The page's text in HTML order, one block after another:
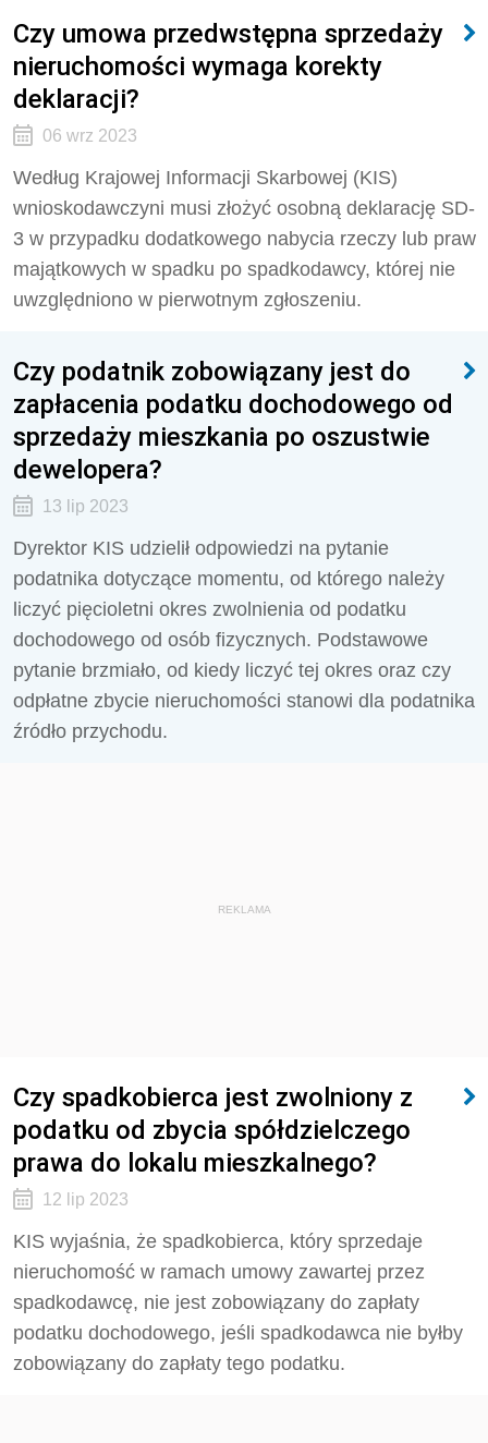
Czy umowa przedwstępna sprzedaży
nieruchomości wymaga korekty
deklaracji?
06 wrz 2023
Według Krajowej Informacji Skarbowej (KIS)
wnioskodawczyni musi złożyć osobną deklarację SD-
3 w przypadku dodatkowego nabycia rzeczy lub praw
majątkowych w spadku po spadkodawcy, której nie
uwzględniono w pierwotnym zgłoszeniu.
Czy podatnik zobowiązany jest do
zapłacenia podatku dochodowego od
sprzedaży mieszkania po oszustwie
dewelopera?
13 lip 2023
Dyrektor KIS udzielił odpowiedzi na pytanie
podatnika dotyczące momentu, od którego należy
liczyć pięcioletni okres zwolnienia od podatku
dochodowego od osób fizycznych. Podstawowe
pytanie brzmiało, od kiedy liczyć tej okres oraz czy
odpłatne zbycie nieruchomości stanowi dla podatnika
źródło przychodu.
REKLAMA
Czy spadkobierca jest zwolniony z
podatku od zbycia spółdzielczego
prawa do lokalu mieszkalnego?
12 lip 2023
KIS wyjaśnia, że spadkobierca, który sprzedaje
nieruchomość w ramach umowy zawartej przez
spadkodawcę, nie jest zobowiązany do zapłaty
podatku dochodowego, jeśli spadkodawca nie byłby
zobowiązany do zapłaty tego podatku.